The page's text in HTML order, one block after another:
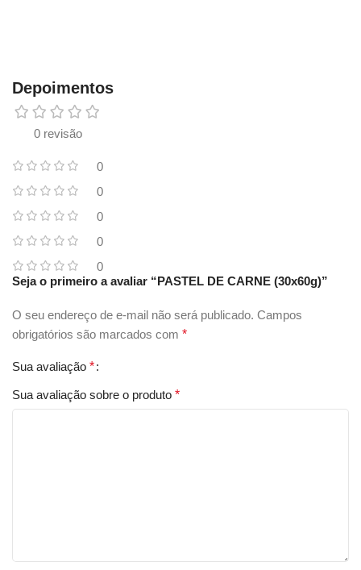
Depoimentos
0 revisão
0
0
0
0
0
Seja o primeiro a avaliar “PASTEL DE CARNE (30x60g)”
O seu endereço de e-mail não será publicado. Campos
obrigatórios são marcados com *
Sua avaliação *
Sua avaliação sobre o produto *